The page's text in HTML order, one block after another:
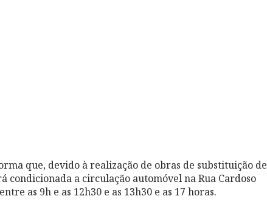
que, devido à realização de obras de substituição de
condicionada a circulação automóvel na Rua Cardoso
as 9h e as 12h30 e as 13h30 e as 17 horas.